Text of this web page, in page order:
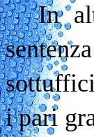
In
i pari